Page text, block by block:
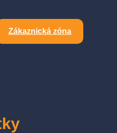
Zákaznická zóna